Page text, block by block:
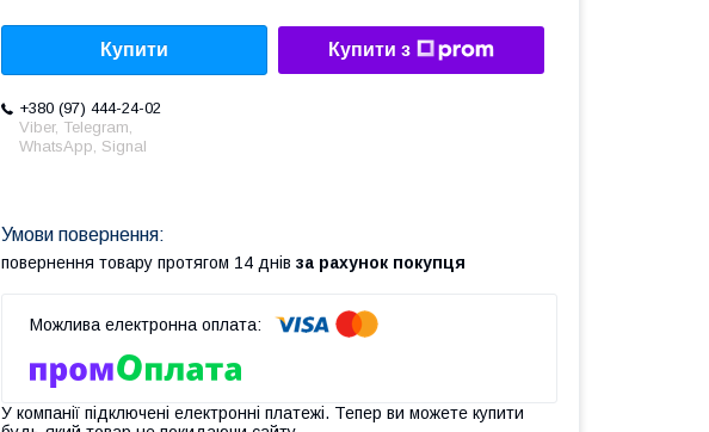
Купити Купити з
+380 (97) 444-24-02
Viber, Telegram,
WhatsApp, Signal
повернення товару протягом 14 днів за рахунок покупця
У компанії підключені електронні платежі. Тепер ви можете купити